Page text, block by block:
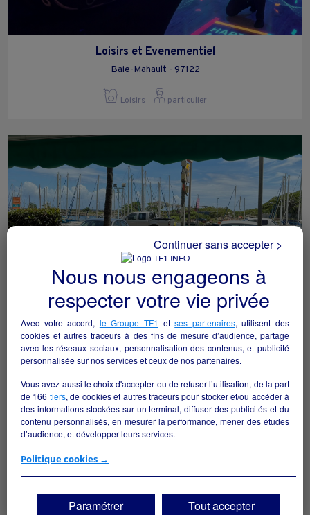
Loisirs et Evenementiel
Baie-Mahault - 97122
Loisirs particulier
Tabac presse pmu fdj
Gourbeyre - 97113
Nous nous engageons à
respecter votre vie privée
Avec votre accord, le Groupe TF1 etses partenaires, utilisent des
cookies et autres traceurs à des fins de mesure d’audience, partage
avec les réseaux sociaux, personnalisation des contenus, et publicité
personnalisée sur nos services et ceux de nos partenaires.
Vous avez aussi le choix d'accepter ou de refuser l’utilisation, de la part
de 166 tiers, de cookies et autres traceurs pour stocker et/ou accéder à
des informations stockées sur un terminal, diffuser des publicités et du
contenu personnalisés, en mesurer la performance, mener des études
d’audience, et développer leurs services.
Si vous continuez sans accepter, les fonctionnalités liées à la
vos centres d'intérêt. Seuls lescookies/traceurs techniquesseront
déposés et lus sur votre terminal.
Politique cookies →
Paramétrer
Continuer sans accepter >
Tout accepter